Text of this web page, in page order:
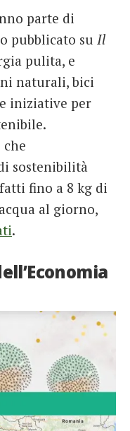
parte di
pubblicato su Il
pulita, e
naturali, bici
iniziative per
sostenibilità
fino a 8 kg di
al giorno,
.